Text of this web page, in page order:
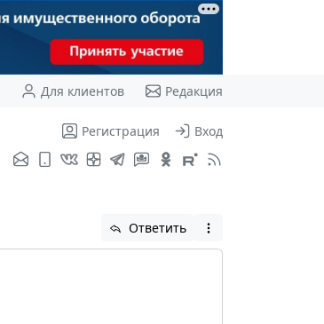
Для клиентов Редакция
Регистрация Вход
Ответить